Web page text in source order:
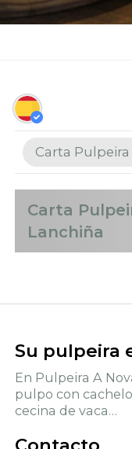
Carta
Carta
Lanchiña
Su pulpeira
En Pulpeira A
pulpo con
cecina de vaca…